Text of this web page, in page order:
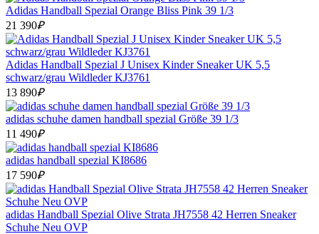
Adidas Handball Spezial Orange Bliss Pink 39 1/3
21 390₽
Adidas Handball Spezial J Unisex Kinder Sneaker UK 5,5
schwarz/grau Wildleder KJ3761
13 890₽
adidas schuhe damen handball spezial Größe 39 1/3
11 490₽
adidas handball spezial KI8686
17 590₽
adidas Handball Spezial Olive Strata JH7558 42 Herren Sneaker
Schuhe Neu OVP